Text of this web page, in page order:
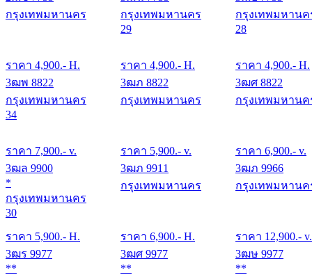
กรุงเทพมหานคร
ราคา 4,900.- H.
กรุงเทพมหานคร
29
ราคา 4,900.- H.
กรุงเทพมหานค
28
ราคา 4,900.- H.
3ฒพ 8822
กรุงเทพมหานคร
34
ราคา 7,900.- v.
3ฒภ 8822
กรุงเทพมหานคร
ราคา 5,900.- v.
3ฒศ 8822
กรุงเทพมหานค
ราคา 6,900.- v.
3ฒล 9900
*
กรุงเทพมหานคร
30
ราคา 5,900.- H.
3ฒภ 9911
กรุงเทพมหานคร
ราคา 6,900.- H.
3ฒภ 9966
กรุงเทพมหานค
ราคา 12,900.- v.
3ฒร 9977
**
3ฒศ 9977
**
3ฒษ 9977
**